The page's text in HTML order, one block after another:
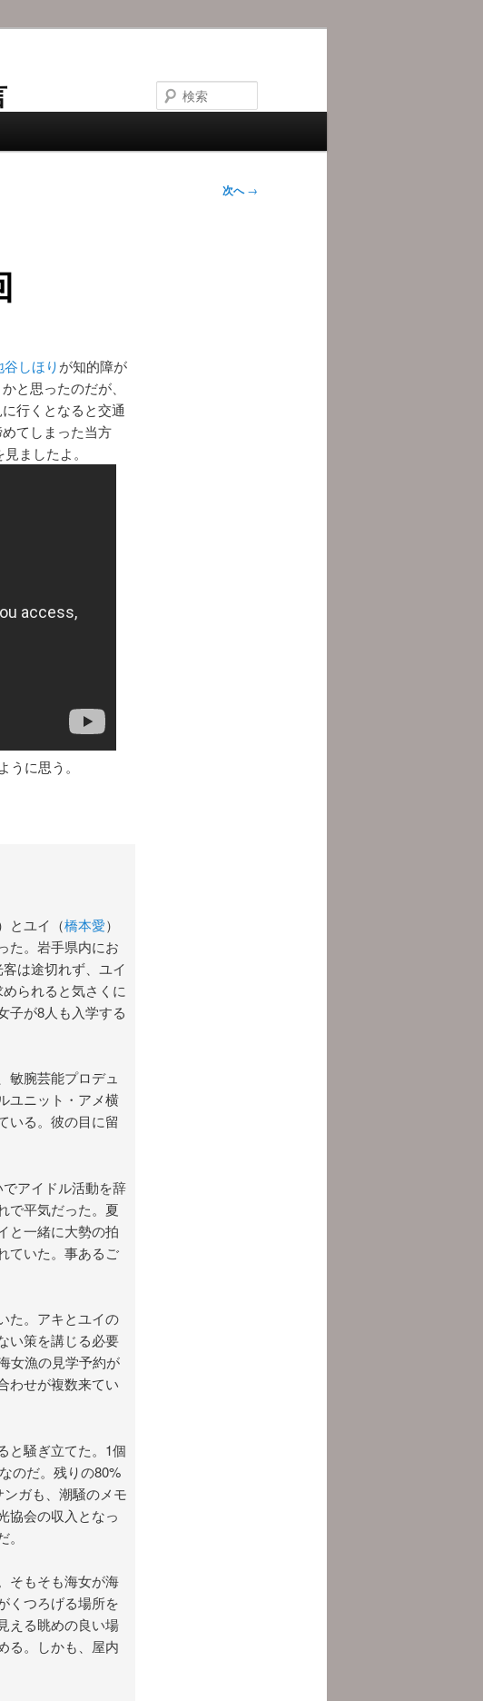
索
次へ→
谷しほりが知的障が
と思ったのだが、
行くとなると交通
てしまった当方
ましたよ。
に思う。
とユイ（橋本愛）
た。岩手県内にお
は途切れず、ユイ
られると気さくに
子が8人も入学する
敏腕芸能プロデュ
ユニット・アメ横
いる。彼の目に留
アイドル活動を辞
で平気だった。夏
と一緒に大勢の拍
ていた。事あるご
た。アキとユイの
い策を講じる必要
女漁の見学予約が
わせが複数来てい
と騒ぎ立てた。1個
のだ。残りの80%
ガも、潮騒のメモ
協会の収入となっ
そもそも海女が海
くつろげる場所を
える眺めの良い場
る。しかも、屋内